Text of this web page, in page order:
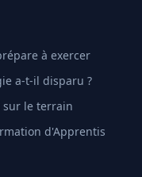
à exercer
a-t-il disparu ?
sur le terrain
d'Apprentis